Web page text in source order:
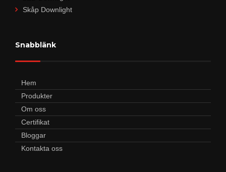
Skåp Downlight
Snabblänk
Hem
Produkter
Om oss
Certifikat
Bloggar
Kontakta oss